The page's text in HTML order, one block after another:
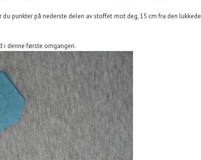
punkter på nederste delen av stoffet mot deg, 15 cm fra den lukkede
i denne første omgangen.